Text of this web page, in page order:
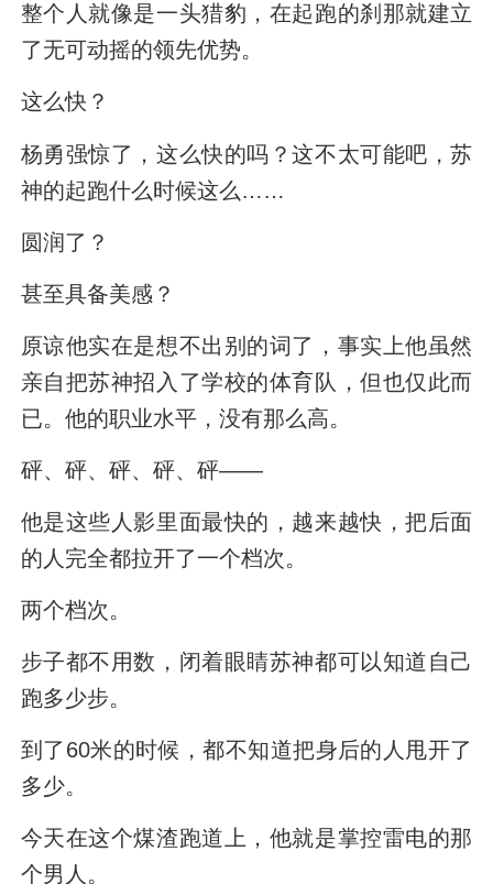
整个人就像是一头猎豹，在起跑的刹那就建立
了无可动摇的领先优势。
这么快？
杨勇强惊了，这么快的吗？这不太可能吧，苏
神的起跑什么时候这么……
圆润了？
甚至具备美感？
原谅他实在是想不出别的词了，事实上他虽然
亲自把苏神招入了学校的体育队，但也仅此而
已。他的职业水平，没有那么高。
砰、砰、砰、砰、砰——
他是这些人影里面最快的，越来越快，把后面
的人完全都拉开了一个档次。
两个档次。
步子都不用数，闭着眼睛苏神都可以知道自己
跑多少步。
到了60米的时候，都不知道把身后的人甩开了
多少。
今天在这个煤渣跑道上，他就是掌控雷电的那
个男人。